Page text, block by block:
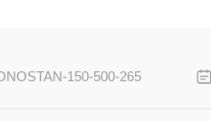
150-500-265